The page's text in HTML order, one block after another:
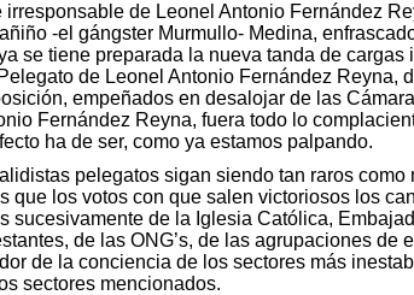
irresponsable de Leonel Antonio Fernández
-el gángster Murmullo- Medina,
se tiene preparada la nueva tanda de
de Leonel Antonio Fernández
empeñados en desalojar de las
Fernández Reyna, fuera todo lo
ha de ser, como ya estamos palpando.
pelegatos sigan siendo tan raros
que los votos con que salen victoriosos los
sucesivamente de la Iglesia Católica,
de las ONG’s, de las agrupaciones
de la conciencia de los sectores más
sectores mencionados.